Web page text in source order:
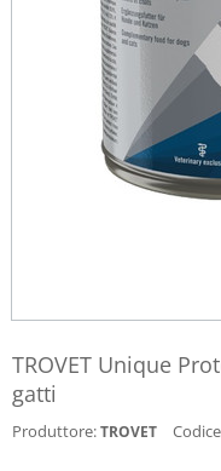
TROVET Unique
gatti
Produttore:TROVET